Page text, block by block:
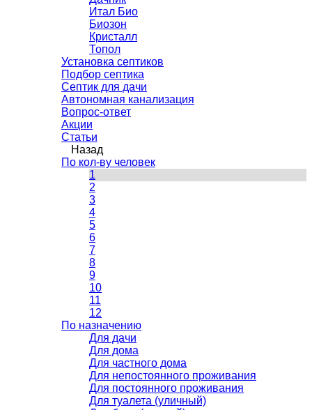
Итал Био
Биозон
Кристалл
Топол
Установка септиков
Подбор септика
Септик для дачи
Автономная канализация
Вопрос-ответ
Акции
Статьи
Назад
По кол-ву человек
1
2
3
4
5
6
7
8
9
10
11
12
По назначению
Для дачи
Для дома
Для частного дома
Для непостоянного проживания
Для постоянного проживания
Для туалета (уличный)